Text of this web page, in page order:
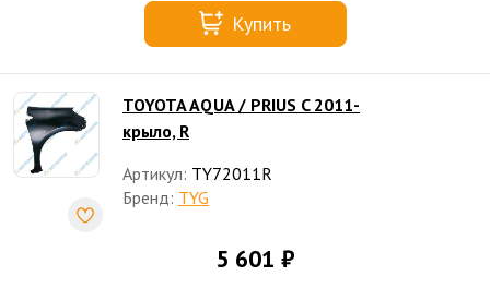
Купить
TOYOTA AQUA / PRIUS C 2011-
крыло, R
Артикул: TY72011R
Бренд: TYG
5 601 ₽